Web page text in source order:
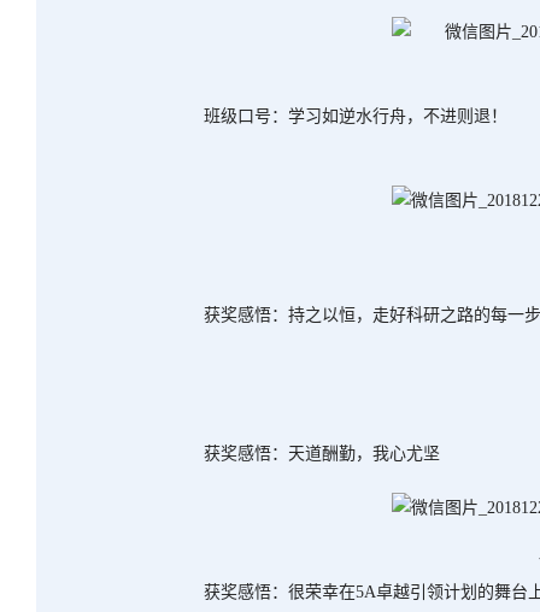
班级口号：学习如逆水行舟，不进则退！
获奖感悟：持之以恒，走好科研之路的每一
获奖感悟：天道酬勤，我心尤坚
获奖感悟：很荣幸在5A卓越引领计划的舞台